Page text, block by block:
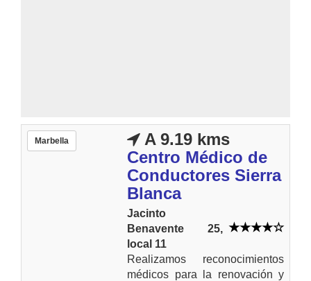
Marbella
A 9.19 kms
Centro Médico de
Conductores Sierra
Blanca
Jacinto
Benavente 25,
local 11
Realizamos reconocimientos
médicos para la renovación y